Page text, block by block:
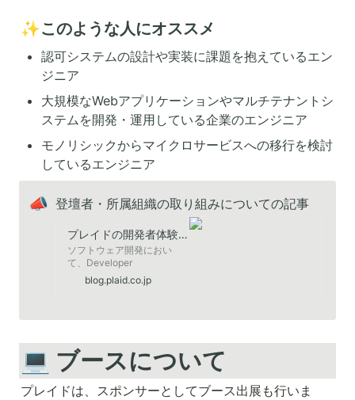
✨このような人にオススメ
認可システムの設計や実装に課題を抱えているエン
ジニア
大規模なWebアプリケーションやマルチテナントシ
ステムを開発・運用している企業のエンジニア
モノリシックからマイクロサービスへの移行を検討
しているエンジニア
📣 登壇者・所属組織の取り組みについての記事
プレイドの開発者体験向上の進め方。Developer Experience & Performance Teamの挑戦とビジョン｜PLAID
ソフトウェア開発におい
て、Developer
Experience（開発者体験）
は非常に重要な指標です。
便性にプラスの影響があ
り、企業の競争力を高める
ことにもつながります。 プ
レイドで、開発者体験の向
blog.plaid.co.jp
💻 ブースについて
プレイドは、スポンサーとしてブース出展も行いま